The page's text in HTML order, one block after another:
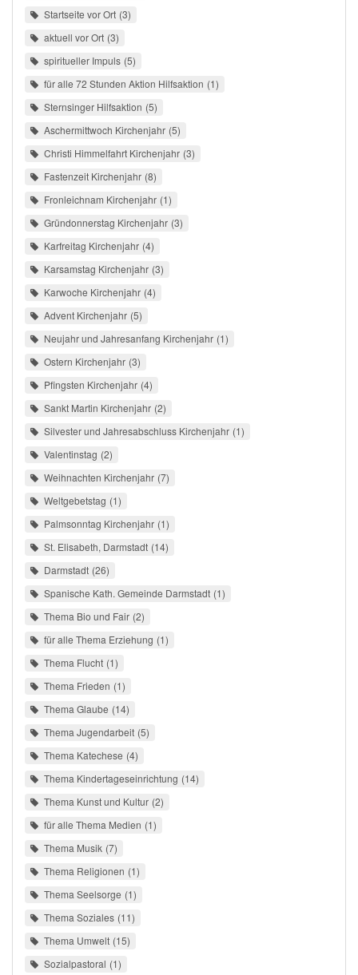
Startseite vor Ort 3
aktuell vor Ort 3
spiritueller Impuls 5
für alle 72 Stunden Aktion Hilfsaktion 1
Sternsinger Hilfsaktion 5
Aschermittwoch Kirchenjahr 5
Christi Himmelfahrt Kirchenjahr 3
Fastenzeit Kirchenjahr 8
Fronleichnam Kirchenjahr 1
Gründonnerstag Kirchenjahr 3
Karfreitag Kirchenjahr 4
Karsamstag Kirchenjahr 3
Karwoche Kirchenjahr 4
Advent Kirchenjahr 5
Neujahr und Jahresanfang Kirchenjahr 1
Ostern Kirchenjahr 3
Pfingsten Kirchenjahr 4
Sankt Martin Kirchenjahr 2
Silvester und Jahresabschluss Kirchenjahr 1
Valentinstag 2
Weihnachten Kirchenjahr 7
Weltgebetstag 1
Palmsonntag Kirchenjahr 1
St. Elisabeth, Darmstadt 14
Darmstadt 26
Spanische Kath. Gemeinde Darmstadt 1
Thema Bio und Fair 2
für alle Thema Erziehung 1
Thema Flucht 1
Thema Frieden 1
Thema Glaube 14
Thema Jugendarbeit 5
Thema Katechese 4
Thema Kindertageseinrichtung 14
Thema Kunst und Kultur 2
für alle Thema Medien 1
Thema Musik 7
Thema Religionen 1
Thema Seelsorge 1
Thema Soziales 11
Thema Umwelt 15
Sozialpastoral 1